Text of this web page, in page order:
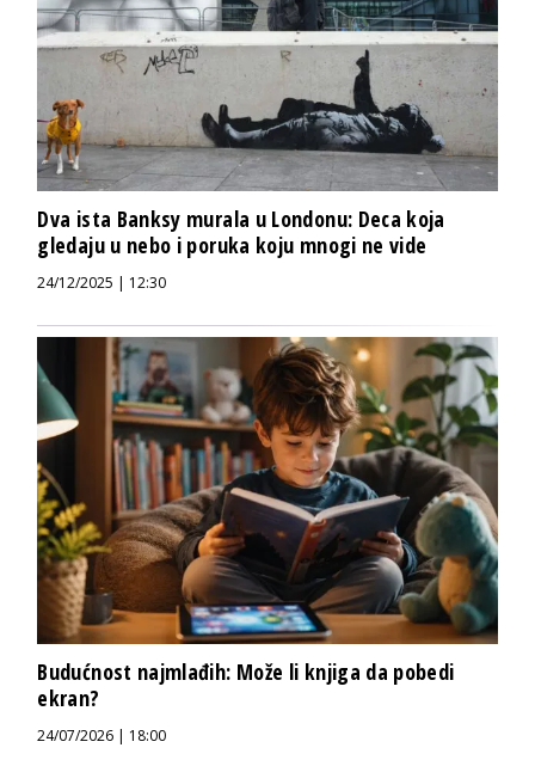
Dva ista Banksy murala u Londonu: Deca koja
gledaju u nebo i poruka koju mnogi ne vide
24/12/2025 | 12:30
Budućnost najmlađih: Može li knjiga da pobedi
ekran?
24/07/2026 | 18:00